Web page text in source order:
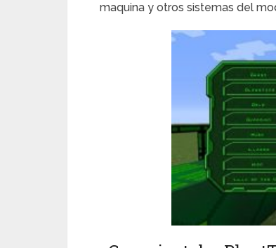
maquina y otros sistemas del